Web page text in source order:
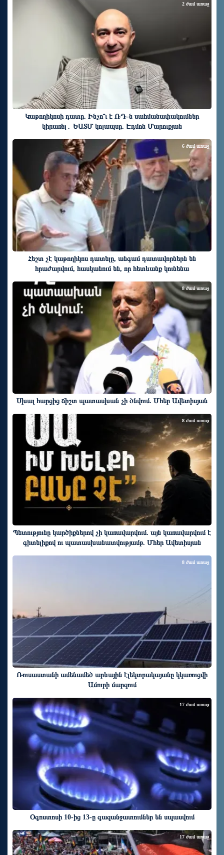
Կաթողիկոսի դատը. Ինչո՞ւ է ՌԴ-ն սահմանափակումներ
կիրառել․ ԵԱՏՄ կոլապսը. Էդմոն Մարուքյան
2 ժամ առաջ
Հեշտ չէ կաթողիկոս դատելը, անգամ դատավորներն են
հրաժարվում, հասկանում են, որ հետևանք կունենա
6 ժամ առաջ
Սխալ հարցից ճիշտ պատասխան չի ծնվում. Մհեր Ավետիսյան
8 ժամ առաջ
Պետությունը կարծիքներով չի կառավարվում. այն կառավարվում է
գիտելիքով ու պատասխանատվությամբ. Մհեր Ավետիսյան
8 ժամ առաջ
Ռուսաստանի ամենամեծ արևային էլեկտրակայանը կկառուցվի
Ամուրի մարզում
8 ժամ առաջ
Օգոստոսի 10-ից 13-ը գազանջատումներ են սպասվում
17 ժամ առաջ
17 ժամ առաջ